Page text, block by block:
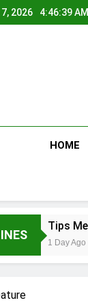
2026 4:46:39 AM
HOME
Tips Menanam